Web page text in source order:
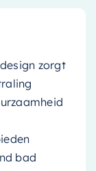
zorgt
bad